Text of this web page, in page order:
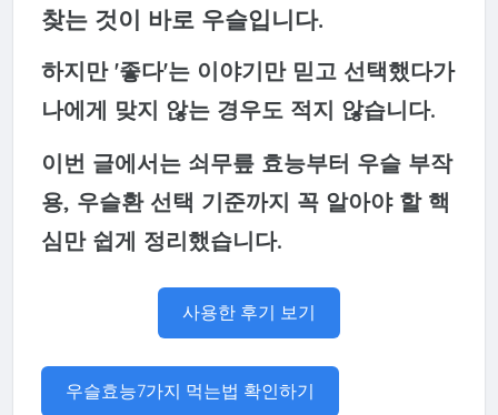
찾는 것이 바로 우슬입니다.
하지만 '좋다'는 이야기만 믿고 선택했다가
나에게 맞지 않는 경우도 적지 않습니다.
이번 글에서는 쇠무릎 효능부터 우슬 부작
용, 우슬환 선택 기준까지 꼭 알아야 할 핵
심만 쉽게 정리했습니다.
사용한 후기 보기
우슬효능7가지 먹는법 확인하기